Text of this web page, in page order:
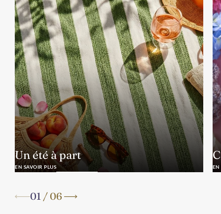
Un été à part
EN SAVOIR PLUS EN
01 /06